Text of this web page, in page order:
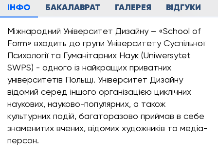
ІНФО БАКАЛАВРАТ ГАЛЕРЕЯ ВІДГУКИ
Міжнародний Університет Дизайну – «School of
Form» входить до групи Університету Суспільної
Психології та Гуманітарних Наук (Uniwersytet
SWPS) - одного із найкращих приватних
університетів Польщі. Університет Дизайну
відомий серед іншого організацією циклічних
наукових, науково-популярних, а також
культурних подій, багаторазово приймав в себе
знаменитих вчених, відомих художників та медіа-
персон.